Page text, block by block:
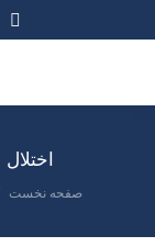
مکان شما:
صفحه نخست